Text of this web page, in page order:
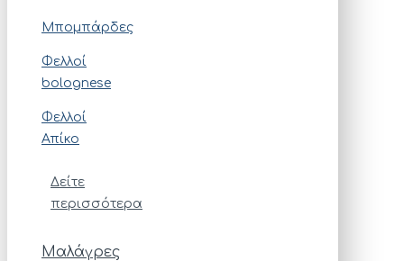
Μπομπάρδες
Φελλοί
bolognese
Φελλοί
Απίκο
Δείτε
περισσότερα
Μαλάγρες